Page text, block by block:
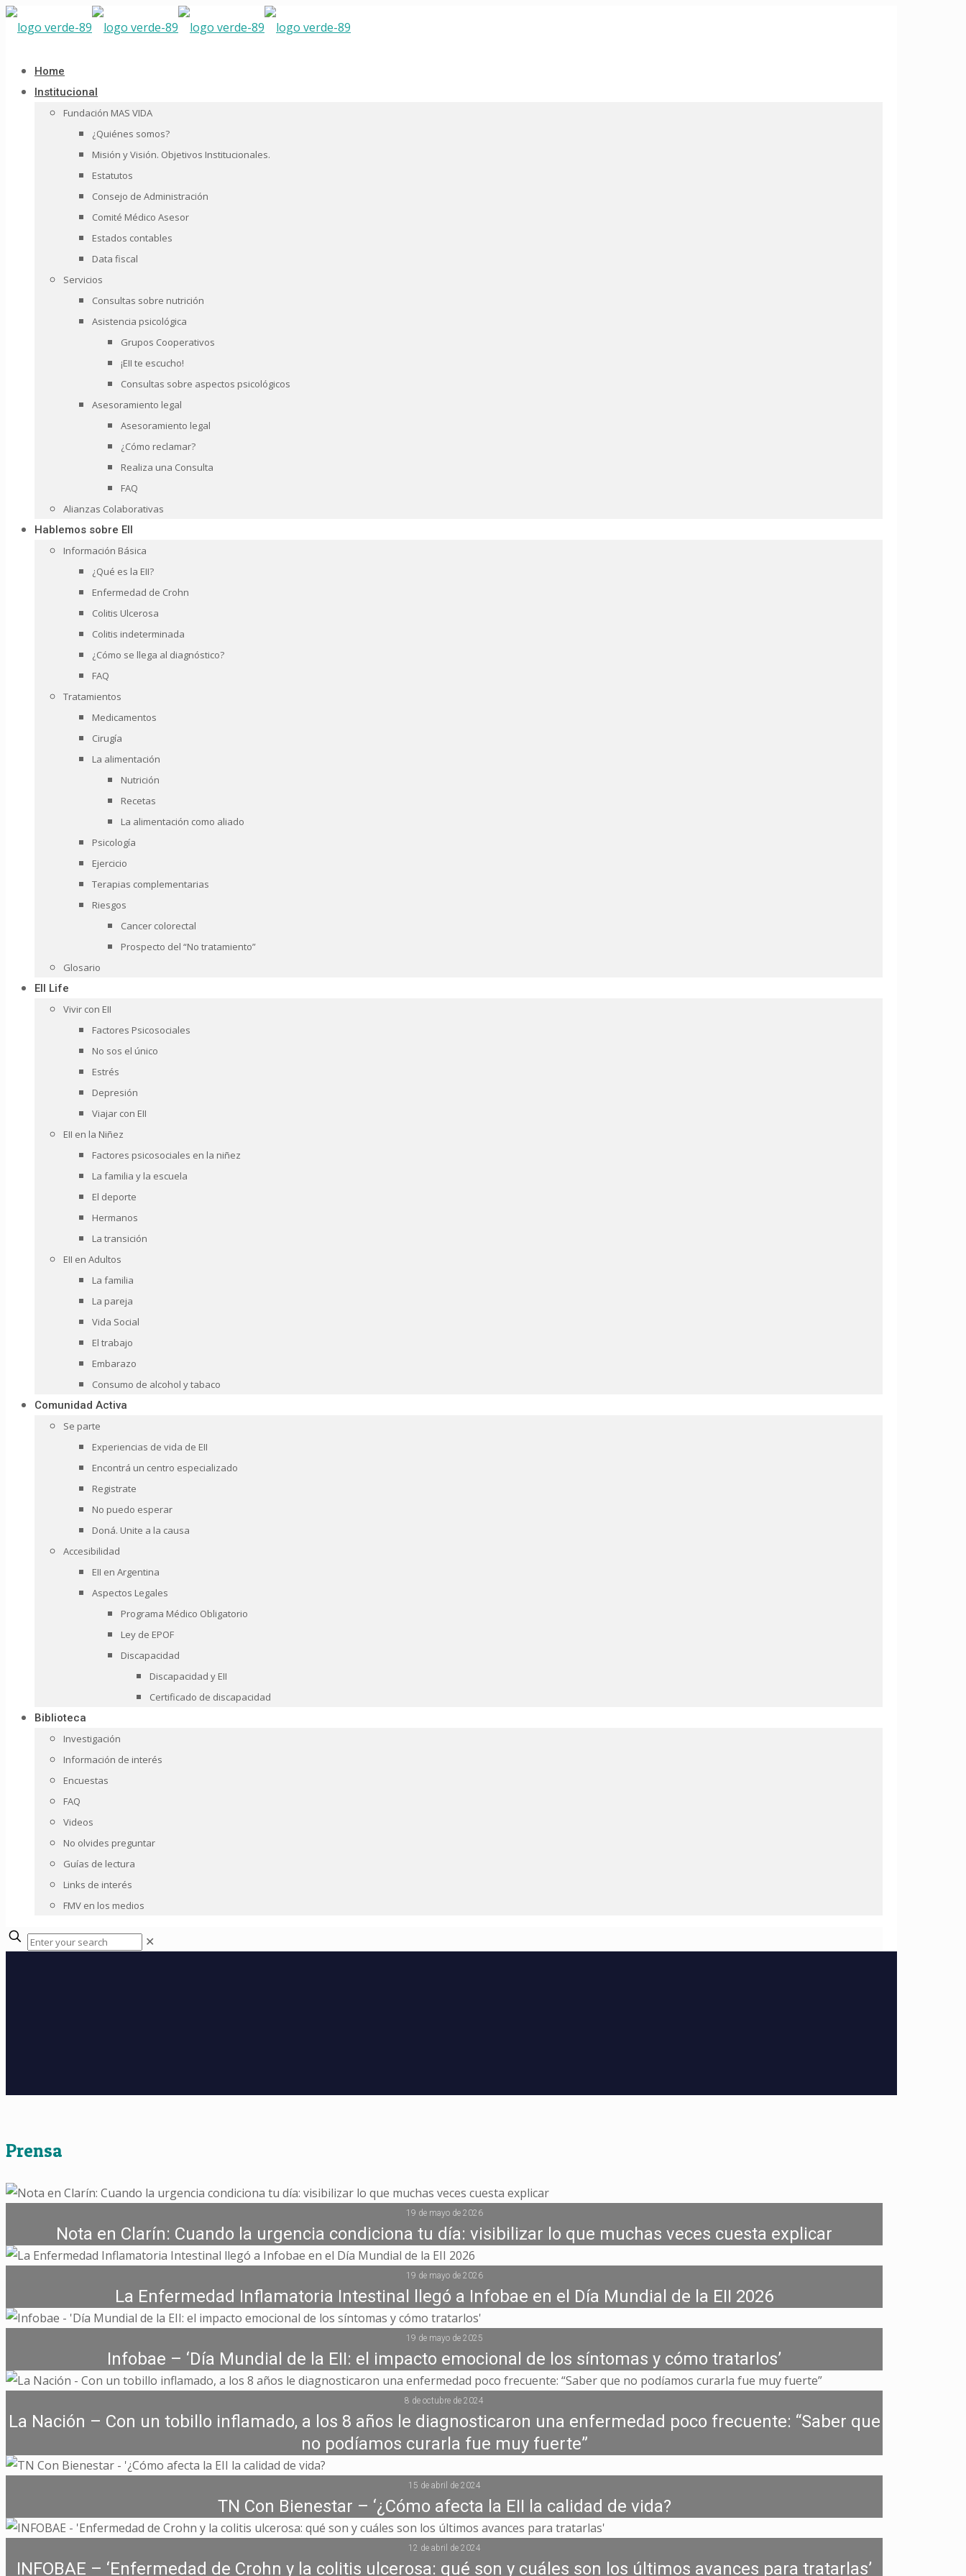
Home
Institucional
Fundación MAS VIDA
¿Quiénes somos?
Misión y Visión. Objetivos Institucionales.
Estatutos
Consejo de Administración
Comité Médico Asesor
Estados contables
Data fiscal
Servicios
Consultas sobre nutrición
Asistencia psicológica
Grupos Cooperativos
¡EII te escucho!
Consultas sobre aspectos psicológicos
Asesoramiento legal
Asesoramiento legal
¿Cómo reclamar?
Realiza una Consulta
FAQ
Alianzas Colaborativas
Hablemos sobre EII
Información Básica
¿Qué es la EII?
Enfermedad de Crohn
Colitis Ulcerosa
Colitis indeterminada
¿Cómo se llega al diagnóstico?
FAQ
Tratamientos
Medicamentos
Cirugía
La alimentación
Nutrición
Recetas
La alimentación como aliado
Psicología
Ejercicio
Terapias complementarias
Riesgos
Cancer colorectal
Prospecto del “No tratamiento”
Glosario
EII Life
Vivir con EII
Factores Psicosociales
No sos el único
Estrés
Depresión
Viajar con EII
EII en la Niñez
Factores psicosociales en la niñez
La familia y la escuela
El deporte
Hermanos
La transición
EII en Adultos
La familia
La pareja
Vida Social
El trabajo
Embarazo
Consumo de alcohol y tabaco
Comunidad Activa
Se parte
Experiencias de vida de EII
Encontrá un centro especializado
Registrate
No puedo esperar
Doná. Unite a la causa
Accesibilidad
EII en Argentina
Aspectos Legales
Programa Médico Obligatorio
Ley de EPOF
Discapacidad
Discapacidad y EII
Certificado de discapacidad
Biblioteca
Investigación
Información de interés
Encuestas
FAQ
Videos
No olvides preguntar
Guías de lectura
Links de interés
FMV en los medios
✕
Prensa
19 de mayo de 2026
Nota en Clarín: Cuando la urgencia condiciona tu día: visibilizar lo que muchas veces cuesta explicar
19 de mayo de 2026
La Enfermedad Inflamatoria Intestinal llegó a Infobae en el Día Mundial de la EII 2026
19 de mayo de 2025
Infobae – ‘Día Mundial de la EII: el impacto emocional de los síntomas y cómo tratarlos’
8 de octubre de 2024
La Nación – Con un tobillo inflamado, a los 8 años le diagnosticaron una enfermedad poco frecuente: “Saber que
no podíamos curarla fue muy fuerte”
15 de abril de 2024
TN Con Bienestar – ‘¿Cómo afecta la EII la calidad de vida?
12 de abril de 2024
INFOBAE – ‘Enfermedad de Crohn y la colitis ulcerosa: qué son y cuáles son los últimos avances para tratarlas’